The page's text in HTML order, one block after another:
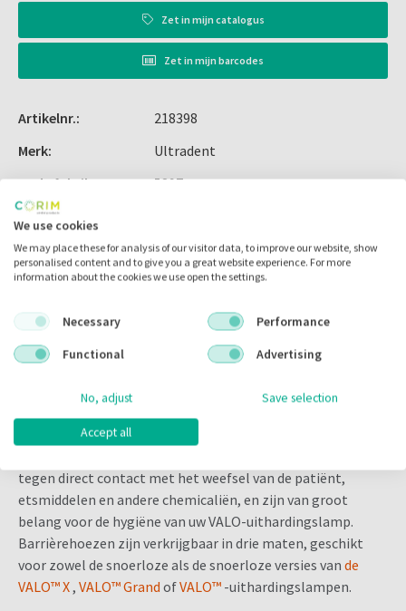
contact met etsmiddelen en andere chemicaliën
Verkrijgbaar in drie maten
Zet inmijn catalogus
Zet inmijn barcodes
Artikelnr.:
218398
Merk:
Ultradent
Code fabrikant:
5897
Inhoud:
Voorraad:
Omschrijving
Omschrijving
tegen direct contact met het weefsel van de patiënt,
etsmiddelen en andere chemicaliën, en zijn van groot
belang voor de hygiëne van uw VALO-uithardingslamp.
Barrièrehoezen zijn verkrijgbaar in drie maten, geschikt
voor zowel de snoerloze als de snoerloze versies van de
VALO™ X , VALO™ Grand ofVALO™ -uithardingslampen.
We use cookies
We may place these for analysis of our visitor data, to improve our website, show
personalised content and to give you a great website experience. For more
information about the cookies we use open the settings.
Necessary
Performance
Functional
Advertising
No, adjust Save selection
Accept all